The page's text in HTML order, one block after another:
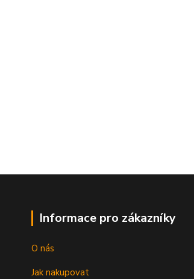
Informace pro zákazníky
O nás
Jak nakupovat